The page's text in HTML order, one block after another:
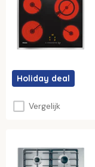
Holiday deal
Vergelijk